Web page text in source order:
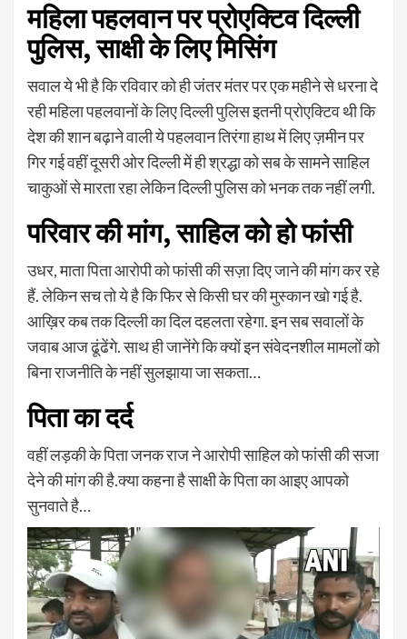
महिला पहलवान पर प्रोएक्टिव दिल्ली
पुलिस, साक्षी के लिए मिसिंग
सवाल ये भी है कि रविवार को ही जंतर मंतर पर एक महीने से धरना दे
रही महिला पहलवानों के लिए दिल्ली पुलिस इतनी प्रोएक्टिव थी कि
देश की शान बढ़ाने वाली ये पहलवान तिरंगा हाथ में लिए ज़मीन पर
गिर गई वहीं दूसरी ओर दिल्ली में ही श्रद्धा को सब के सामने साहिल
चाकुओं से मारता रहा लेकिन दिल्ली पुलिस को भनक तक नहीं लगी.
परिवार की मांग, साहिल को हो फांसी
उधर, माता पिता आरोपी को फांसी की सज़ा दिए जाने की मांग कर रहे
हैं. लेकिन सच तो ये है कि फिर से किसी घर की मुस्कान खो गई है.
आख़िर कब तक दिल्ली का दिल दहलता रहेगा. इन सब सवालों के
जवाब आज ढूंढेंगे. साथ ही जानेंगे कि क्यों इन संवेदनशील मामलों को
बिना राजनीति के नहीं सुलझाया जा सकता…
पिता का दर्द
वहीं लड़की के पिता जनक राज ने आरोपी साहिल को फांसी की सजा
देने की मांग की है.क्या कहना है साक्षी के पिता का आइए आपको
सुनवाते है…